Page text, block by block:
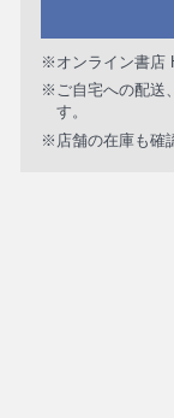
※オンライン書店
※ご自宅への配送
す。
※店舗の在庫も確